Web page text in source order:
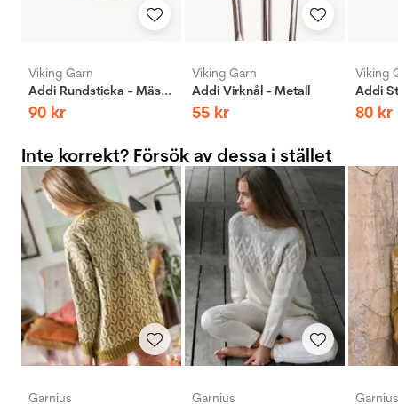
Viking Garn
Addi Rundsticka - Mässing
90 kr
Viking Garn
Addi Virknål - Metall
55 kr
Viking
80 kr
Inte korrekt? Försök av dessa i stället
Garnius
Garnius
Garnius